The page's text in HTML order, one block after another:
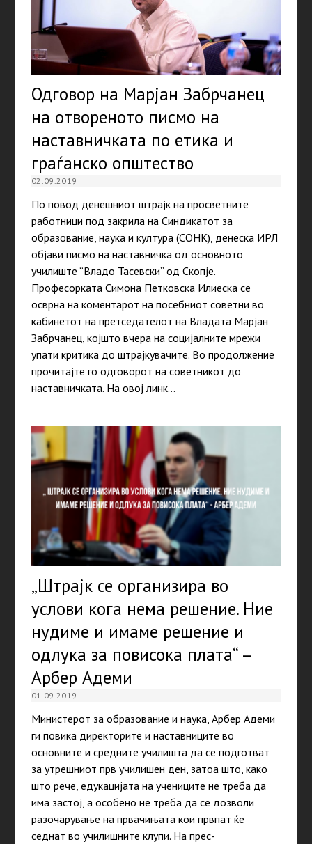
Одговор на Марјан Забрчанец
на отвореното писмо на
наставничката по етика и
граѓанско општество
02.09.2019
По повод денешниот штрајк на просветните
работници под закрила на Синдикатот за
образование, наука и култура (СОНК), денеска ИРЛ
објави писмо на наставничка од основното
училиште “Владо Тасевски” од Скопје.
Професорката Симона Петковска Илиеска се
осврна на коментарот на посебниот советни во
кабинетот на претседателот на Владата Марјан
Забрчанец, којшто вчера на социјалните мрежи
упати критика до штрајкувачите. Во продолжение
прочитајте го одговорот на советникот до
наставничката. На овој линк…
„Штрајк се организира во
услови кога нема решение. Ние
нудиме и имаме решение и
одлука за повисока плата“ –
Арбер Адеми
01.09.2019
Министерот за образование и наука, Арбер Адеми
ги повика директорите и наставниците во
основните и средните училишта да се подготват
за утрешниот прв училишен ден, затоа што, како
што рече, едукацијата на учениците не треба да
има застој, а особено не треба да се дозволи
разочарување на првачињата кои првпат ќе
седнат во училишните клупи. На прес-